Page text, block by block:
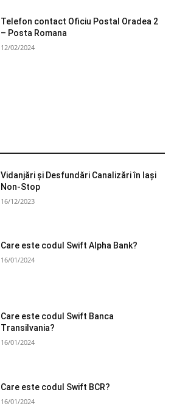
Telefon contact Oficiu Postal Oradea 2
– Posta Romana
12/02/2024
Vidanjări și Desfundări Canalizări în Iași
Non-Stop
16/12/2023
Care este codul Swift Alpha Bank?
16/01/2024
Care este codul Swift Banca
Transilvania?
16/01/2024
Care este codul Swift BCR?
16/01/2024